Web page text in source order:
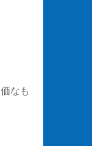
なも